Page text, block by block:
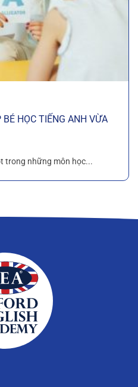
HỌC TIẾNG ANH VỪA
trong những môn học...